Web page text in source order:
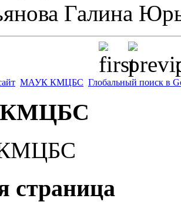
Галина
МАУК КМЦБС Глобальный поиск в
страница